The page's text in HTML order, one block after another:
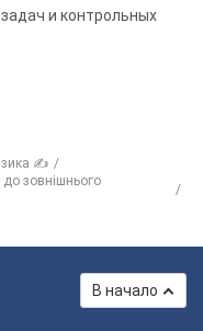
и контрольных
✍
до зовнішнього
В начало